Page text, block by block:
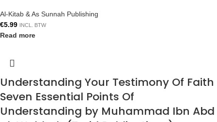
Al-Kitab & As Sunnah Publishing
€5.99 INCL. BTW
Read more
Understanding Your Testimony Of Faith
Seven Essential Points Of
Understanding by Muhammad Ibn Abd